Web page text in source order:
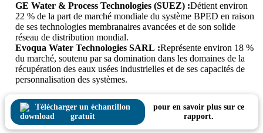
GE Water & Process Technologies (SUEZ) :Détient environ
22 % de la part de marché mondiale du système BPED en raison
de ses technologies membranaires avancées et de son solide
réseau de distribution mondial.
Evoqua Water Technologies SARL :Représente environ 18 %
du marché, soutenu par sa domination dans les domaines de la
récupération des eaux usées industrielles et de ses capacités de
personnalisation des systèmes.
Télécharger un échantillon
gratuit
pour en savoir plus sur ce
rapport.